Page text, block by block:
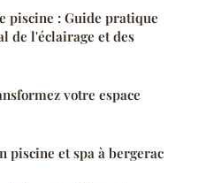
piscine : Guide pratique
de l'éclairage et des
votre espace
piscine et spa à bergerac